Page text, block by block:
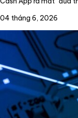
04 tháng 6, 2026